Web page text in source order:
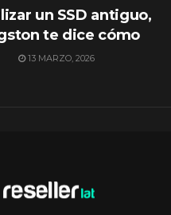
un SSD antiguo,
te dice cómo
13 MARZO, 2026